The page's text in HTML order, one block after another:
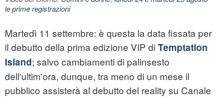
le prime registrazioni
Martedì 11 settembre: è questa la data fissata per
il debutto della prima edizione VIP di Temptation
Island; salvo cambiamenti di palinsesto
dell'ultim'ora, dunque, tra meno di un mese il
pubblico assisterà al debutto del reality su Canale